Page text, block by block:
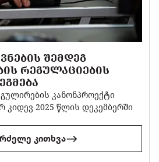
ᲨᲔᲛᲓᲔᲒ
ᲠᲔᲒᲣᲚᲐᲪᲘᲔᲑᲘᲡ
კანონპროექტი
კიდევ 2025 წლის დეკემბერში
კითხვა